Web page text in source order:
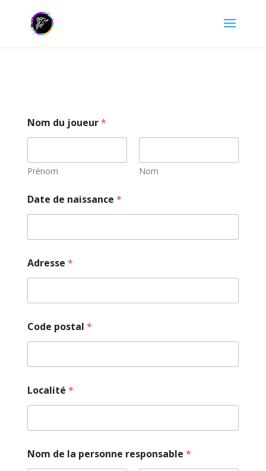
Nom du joueur*
Prénom Nom
Date de naissance *
Adresse *
Code postal *
Localité *
Nom de la personne responsable *